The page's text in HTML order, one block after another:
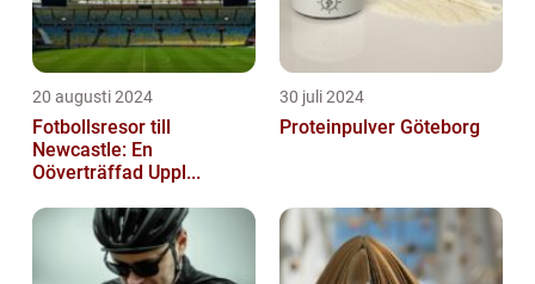
20 augusti 2024
Fotbollsresor till
Newcastle: En
Oöverträffad Uppl...
30 juli 2024
Proteinpulver Göteborg